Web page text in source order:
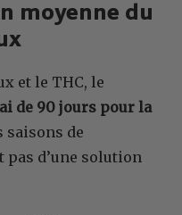
moyenne du
et le THC, le
de 90 jours pour la
saisons de
pas d’une solution